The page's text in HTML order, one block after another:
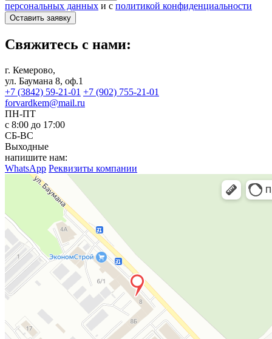
персональных данных и с политикой конфиденциальности
Оставить заявку
Свяжитесь с нами:
г. Кемерово,
ул. Баумана 8, оф.1
+7 (3842) 59-21-01 +7 (902) 755-21-01
forvardkem@mail.ru
ПН-ПТ
с 8:00 до 17:00
СБ-ВС
Выходные
напишите нам:
WhatsApp Реквизиты компании